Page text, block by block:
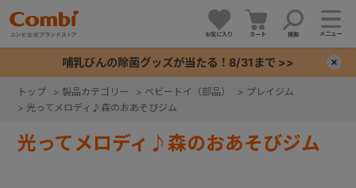
お気に入り カート 検索 メニュー
哺乳びんの除菌グッズが当たる！8/31まで >>
トップ > 製品カテゴリー > ベビートイ（部品） > プレイジム
> 光ってメロディ♪森のおあそびジム
光ってメロディ♪森のおあそびジム